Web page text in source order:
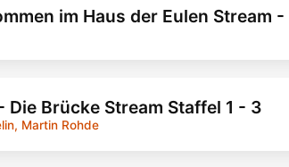
im Haus der Eulen Stream -
Die Brücke Stream Staffel 1 - 3
Martin Rohde